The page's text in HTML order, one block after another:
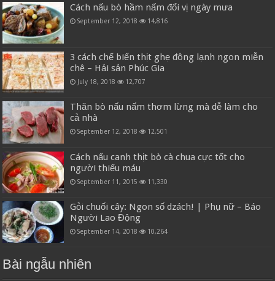
Cách nấu bò hầm nấm đổi vị ngày mưa
September 12, 2018 14,816
3 cách chế biến thịt ghẹ đông lạnh ngon miễn
chê – Hải sản Phúc Gia
July 18, 2018 12,707
Thăn bò nấu nấm thơm lừng mà dễ làm cho
cả nhà
September 12, 2018 12,501
Cách nấu canh thịt bò cà chua cực tốt cho
người thiếu máu
September 11, 2015 11,330
Gỏi chuối cây: Ngon số dzách! | Phụ nữ – Báo
Người Lao Động
September 14, 2018 10,264
Bài ngẫu nhiên